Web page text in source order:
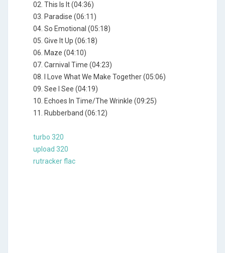
02. This Is It (04:36)
03. Paradise (06:11)
04. So Emotional (05:18)
05. Give It Up (06:18)
06. Maze (04:10)
07. Carnival Time (04:23)
08. I Love What We Make Together (05:06)
09. See I See (04:19)
10. Echoes In Time/The Wrinkle (09:25)
11. Rubberband (06:12)
turbo 320
upload 320
rutracker flac